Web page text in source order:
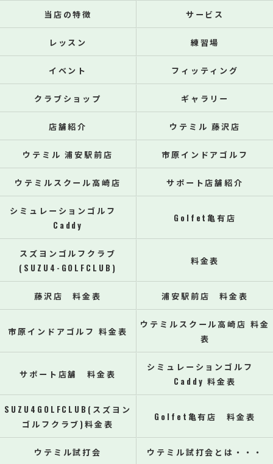
当店の特徴 サービス
レッスン 練習場
イベント フィッティング
クラブショップ ギャラリー
店舗紹介 ウテミル 藤沢店
ウテミル 浦安駅前店 市原インドアゴルフ
ウテミルスクール高崎店 サポート店舗紹介
シミュレーションゴルフ
Caddy
Golfet亀有店
スズヨンゴルフクラブ
(SUZU4-GOLFCLUB)
料金表
藤沢店 料金表 浦安駅前店 料金表
市原インドアゴルフ 料金表
ウテミルスクール高崎店 料金
表
サポート店舗 料金表
シミュレーションゴルフ
Caddy 料金表
SUZU4GOLFCLUB(スズヨン
ゴルフクラブ)料金表
Golfet亀有店 料金表
ウテミル試打会 ウテミル試打会とは・・・